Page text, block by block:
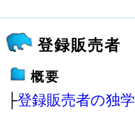
登録販売者
概要
├登録販売者の独学